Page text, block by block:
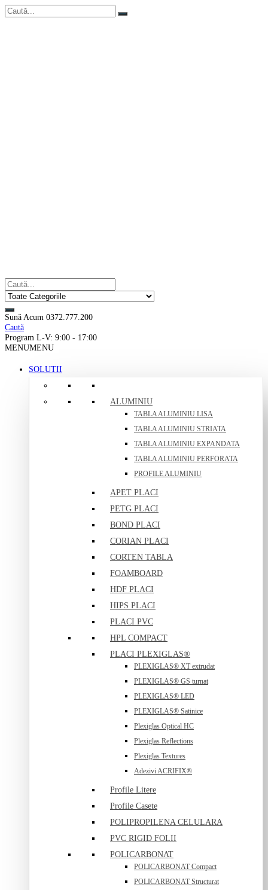
Sună Acum 0372.777.200
Caută
Program L-V: 9:00 - 17:00
MENUMENU
SOLUTII
ALUMINIU
TABLA ALUMINIU LISA
TABLA ALUMINIU STRIATA
TABLA ALUMINIU EXPANDATA
TABLA ALUMINIU PERFORATA
PROFILE ALUMINIU
APET PLACI
PETG PLACI
BOND PLACI
CORIAN PLACI
CORTEN TABLA
FOAMBOARD
HDF PLACI
HIPS PLACI
PLACI PVC
HPL COMPACT
PLACI PLEXIGLAS®
PLEXIGLAS® XT extrudat
PLEXIGLAS® GS turnat
PLEXIGLAS® LED
PLEXIGLAS® Satinice
Plexiglas Optical HC
Plexiglas Reflections
Plexiglas Textures
Adezivi ACRIFIX®
Profile Litere
Profile Casete
POLIPROPILENA CELULARA
PVC RIGID FOLII
POLICARBONAT
POLICARBONAT Compact
POLICARBONAT Structurat